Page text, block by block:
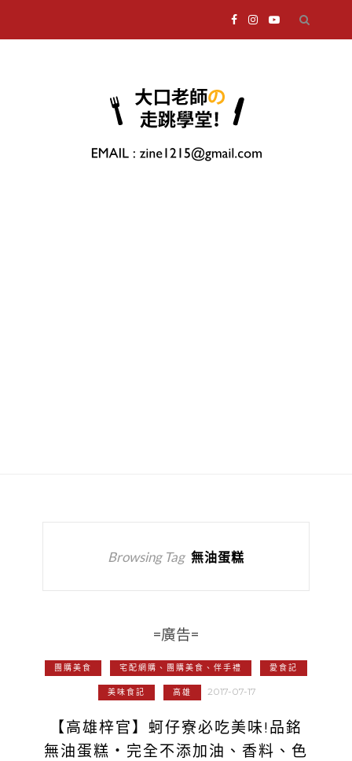
Browsing Tag 無油蛋糕
=廣告=
團購美食 宅配網購、團購美食、伴手禮 愛食記
美味食記 高雄 2017-07-17
【高雄梓官】蚵仔寮必吃美味!品銘
無油蛋糕‧完全不添加油、香料、色